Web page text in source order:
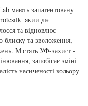
мають запатентовану
який діє
та відновлює
блиску та зволоження,
Містять УФ-захист -
запобігає зміні
насиченості кольору